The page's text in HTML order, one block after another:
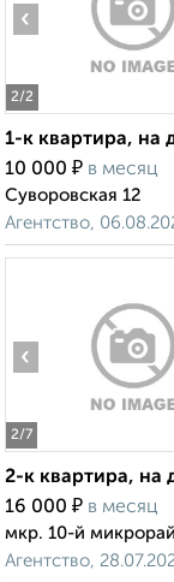
2/2
‹
1-к квартира, на
10 000 ₽ в месяц
Суворовская 12
Агентство,
2/7
‹
2-к квартира, на
16 000 ₽ в месяц
мкр. 10-й
Агентство,